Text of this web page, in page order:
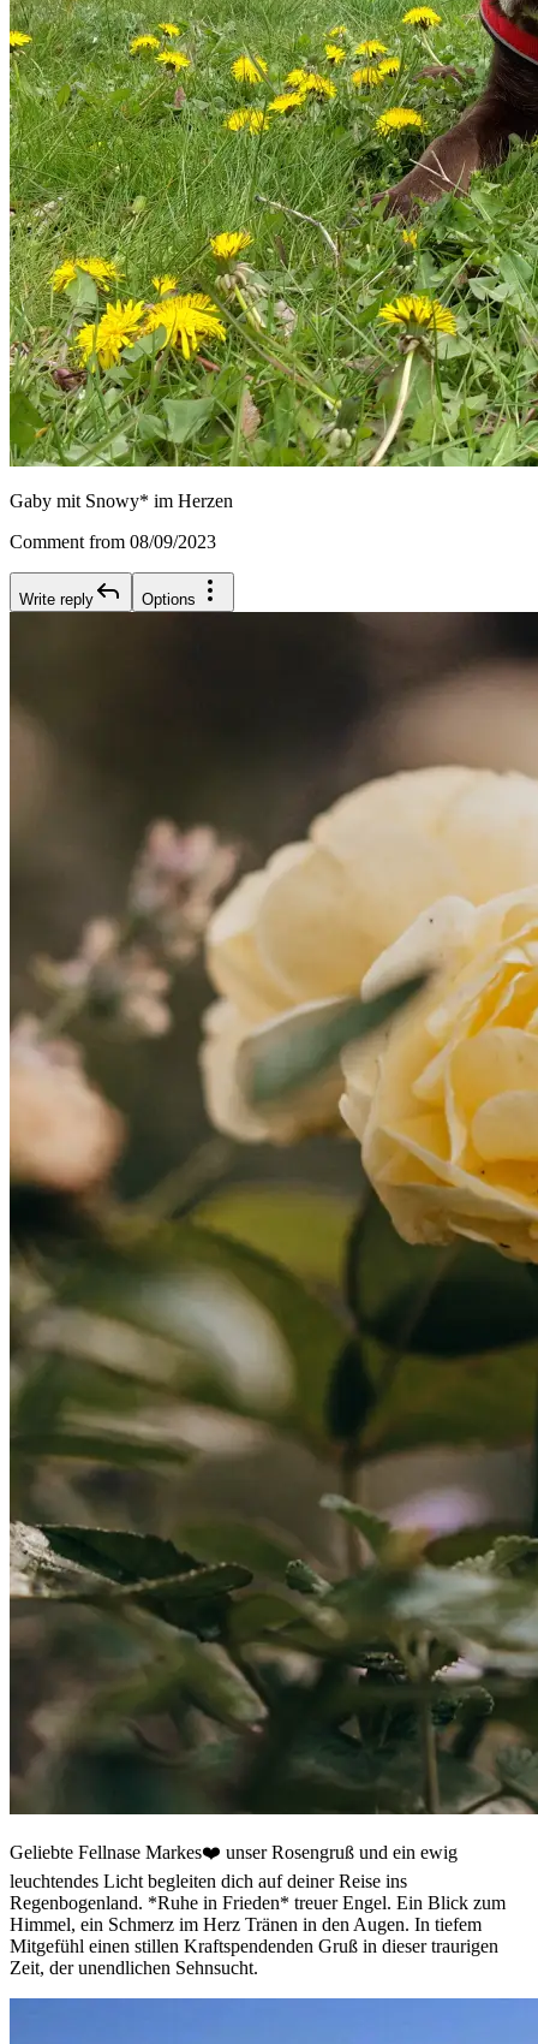
Gaby mit Snowy* im Herzen
Comment from 08/09/2023
Write reply Options
Geliebte Fellnase Markes❤️ unser Rosengruß und ein ewig
leuchtendes Licht begleiten dich auf deiner Reise ins
Regenbogenland. *Ruhe in Frieden* treuer Engel. Ein Blick zum
Himmel, ein Schmerz im Herz Tränen in den Augen. In tiefem
Mitgefühl einen stillen Kraftspendenden Gruß in dieser traurigen
Zeit, der unendlichen Sehnsucht.